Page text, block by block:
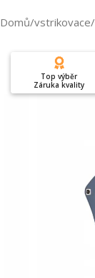
Domů/vstrikovace/
Top výběr
Záruka kvality